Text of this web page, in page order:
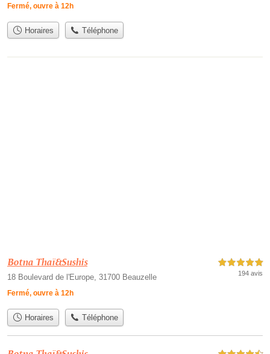
Fermé, ouvre à 12h
Horaires Téléphone
Botna Thaï&Sushis
18 Boulevard de l'Europe, 31700 Beauzelle
Fermé, ouvre à 12h
5,0 étoiles sur 5
194 avis
Horaires Téléphone